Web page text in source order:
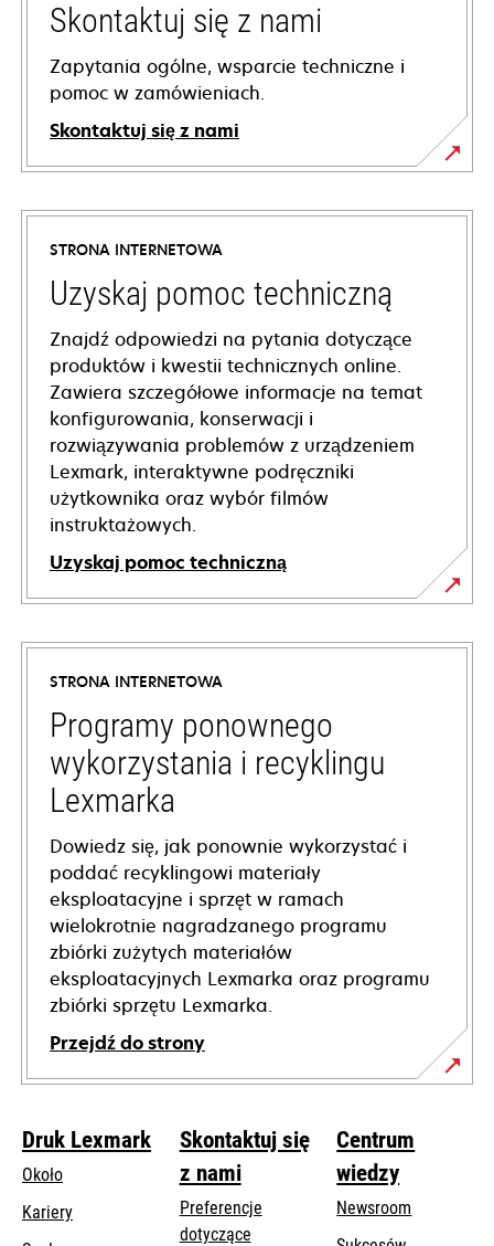
Skontaktuj się z nami
Zapytania ogólne, wsparcie techniczne i
pomoc w zamówieniach.
Skontaktuj się z nami
STRONA INTERNETOWA
Uzyskaj pomoc techniczną
Znajdź odpowiedzi na pytania dotyczące
produktów i kwestii technicznych online.
Zawiera szczegółowe informacje na temat
konfigurowania, konserwacji i
rozwiązywania problemów z urządzeniem
Lexmark, interaktywne podręczniki
użytkownika oraz wybór filmów
instruktażowych.
Uzyskaj pomoc techniczną
opens
in
new
tab
STRONA INTERNETOWA
Programy ponownego
wykorzystania i recyklingu
Lexmarka
Dowiedz się, jak ponownie wykorzystać i
poddać recyklingowi materiały
eksploatacyjne i sprzęt w ramach
wielokrotnie nagradzanego programu
zbiórki zużytych materiałów
eksploatacyjnych Lexmarka oraz programu
zbiórki sprzętu Lexmarka.
Przejdź do strony
Druk Lexmark
Około
Kariery
Skontaktuj się
z nami
Preferencje
dotyczące
Centrum
wiedzy
Newsroom